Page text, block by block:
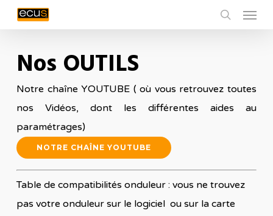
Skip
content
search
Menu
Nos OUTILS
Notre chaîne YOUTUBE ( où vous retrouvez toutes
nos Vidéos, dont les différentes aides au
paramétrages)
NOTRE CHAÎNE YOUTUBE
Table de compatibilités onduleur : vous ne trouvez
pas votre onduleur sur le logiciel ou sur la carte